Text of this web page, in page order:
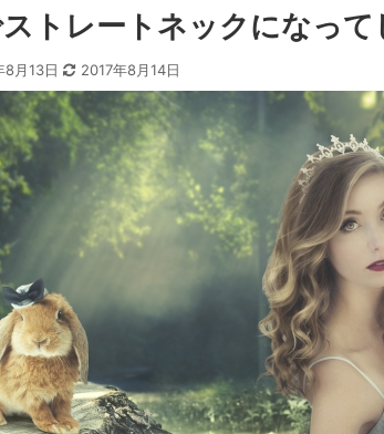
トレートネックになって
8月13日 2017年8月14日